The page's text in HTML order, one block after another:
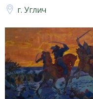
г. Углич